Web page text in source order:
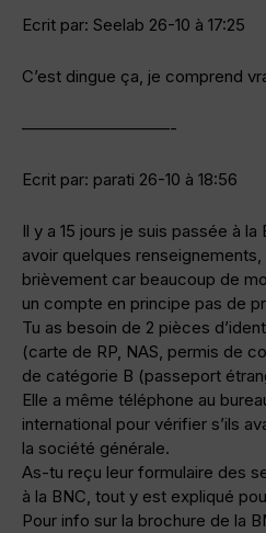
Ecrit par: Seelab 26-10 à 17:25
C’est dingue ça, je comprend
—————————-
Ecrit par: parati 26-10 à 18:56
Il y a 15 jours je suis passée à
avoir quelques renseignements,
brièvement car beaucoup de
un compte en principe pas de
Tu as besoin de 2 pièces
(carte de RP, NAS, permis de
de catégorie B (passeport
Elle a même téléphone au
international pour vérifier s’ils
la société générale.
As-tu reçu leur formulaire des
à la BNC, tout y est expliqué
Pour info sur la brochure de la